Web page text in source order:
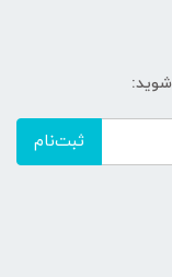
ثبت‌نام